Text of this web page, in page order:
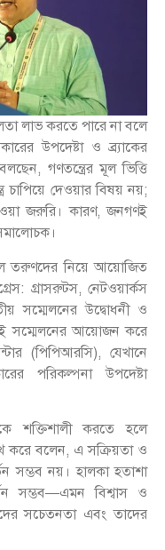
লাভ করতে পারে না বলে
উপদেষ্টা ও ব্র্যাকের
গণতন্ত্রের মূল ভিত্তি
চাপিয়ে দেওয়ার বিষয় নয়;
জরুরি। কারণ, জনগণই
তরুণদের নিয়ে আয়োজিত
গ্রাসরুটস, নেটওয়ার্কস
সম্মেলনের উদ্বোধনী ও
সম্মেলনের আয়োজন করে
(পিপিআরসি), যেখানে
পরিকল্পনা উপদেষ্টা
শক্তিশালী করতে হলে
করে বলেন, এ সক্রিয়তা ও
সম্ভব নয়। হালকা হতাশা
সম্ভব—এমন বিশ্বাস ও
সচেতনতা এবং তাদের